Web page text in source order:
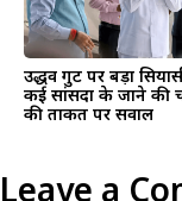
उद्धव गुट पर बड़ा
कई सांसदों के जाने की
की ताकत पर सवाल